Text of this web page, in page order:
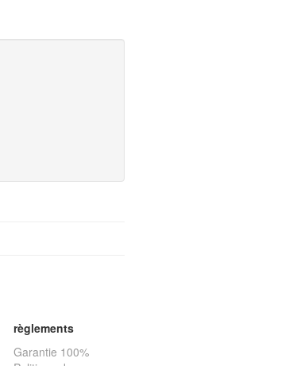
règlements
Garantie 100%